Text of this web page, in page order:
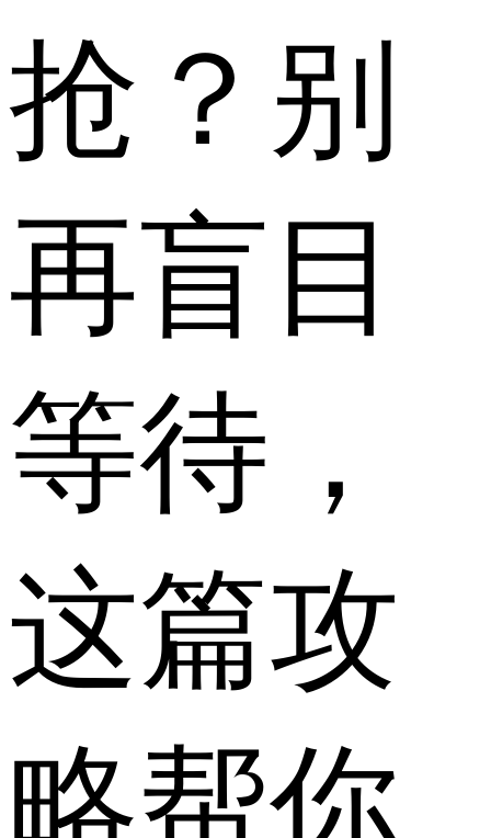
抢？别
再盲目
等待，
这篇攻
略帮你